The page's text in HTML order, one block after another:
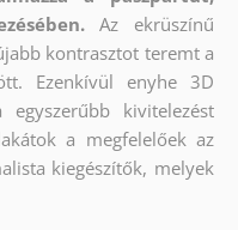
Az ekrüszínű
kontrasztot teremt a
Ezenkívül enyhe 3D
kivitelezést
a megfelelőek az
kiegészítők, melyek